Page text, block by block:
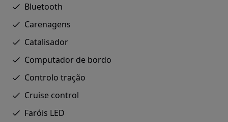
Bluetooth
Carenagens
Catalisador
Computador de bordo
Controlo tração
Cruise control
Faróis LED